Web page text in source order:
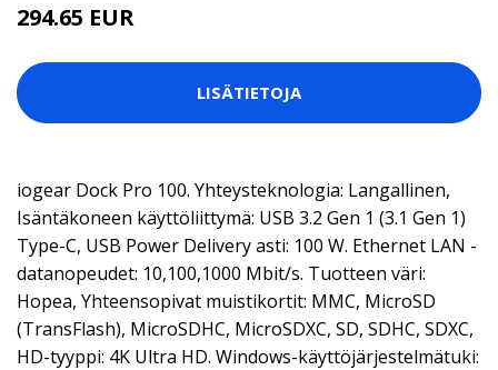
294.65 EUR
LISÄTIETOJA
iogear Dock Pro 100. Yhteysteknologia: Langallinen,
Isäntäkoneen käyttöliittymä: USB 3.2 Gen 1 (3.1 Gen 1)
Type-C, USB Power Delivery asti: 100 W. Ethernet LAN -
datanopeudet: 10,100,1000 Mbit/s. Tuotteen väri:
Hopea, Yhteensopivat muistikortit: MMC, MicroSD
(TransFlash), MicroSDHC, MicroSDXC, SD, SDHC, SDXC,
HD-tyyppi: 4K Ultra HD. Windows-käyttöjärjestelmätuki: